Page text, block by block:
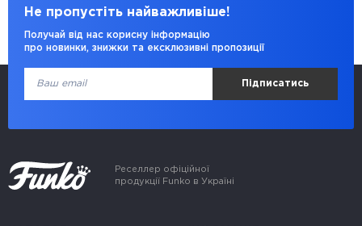
Не пропустіть найважливіше!
Получай від нас корисну інформацію
про новинки, знижки та ексклюзивні пропозиції
Підписатись
Реселлер офіційної
продукції Funko в Україні